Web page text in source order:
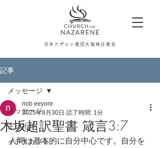
日本ナザレン教団大阪桃谷教会
記事
メッセージ
主日礼拝
イテナカフェ
メッセージ
木坂超訳聖書 箴言3:7
nob eeyore
2025年8月30日 読了時間: 1分
人間は基本的に自分中心です。自分を